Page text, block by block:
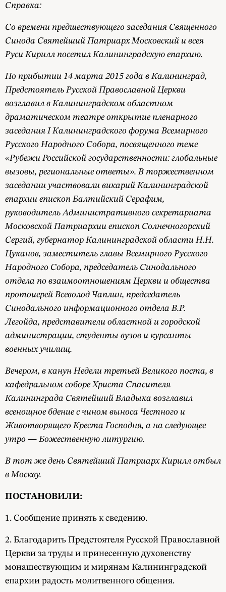
Справка:
Со времени предшествующего заседания Священного
Синода Святейший Патриарх Московский и всея
Руси Кирилл посетил Калининградскую епархию.
По прибытии 14 марта 2015 года в Калининград,
Предстоятель Русской Православной Церкви
возглавил в Калининградском областном
драматическом театре открытие пленарного
заседания I Калининградского форума Всемирного
Русского Народного Собора, посвященного теме
«Рубежи Российской государственности: глобальные
вызовы, региональные ответы». В торжественном
заседании участвовали викарий Калининградской
епархии епископ Балтийский Серафим,
руководитель Административного секретариата
Московской Патриархии епископ Солнечногорский
Сергий, губернатор Калининградской области Н.Н.
Цуканов, заместитель главы Всемирного Русского
Народного Собора, председатель Синодального
отдела по взаимоотношениям Церкви и общества
протоиерей Всеволод Чаплин, председатель
Синодального информационного отдела В.Р.
Легойда, представители областной и городской
администрации, студенты вузов и курсанты
военных училищ.
Вечером, в канун Недели третьей Великого поста, в
кафедральном соборе Христа Спасителя
Калининграда Святейший Владыка возглавил
всенощное бдение с чином выноса Честного и
Животворящего Креста Господня, а на следующее
утро — Божественную литургию.
В тот же день Святейший Патриарх Кирилл отбыл
в Москву.
ПОСТАНОВИЛИ:
1. Сообщение принять к сведению.
2. Благодарить Предстоятеля Русской Православной
Церкви за труды и принесенную духовенству
монашествующим и мирянам Калининградской
епархии радость молитвенного общения.